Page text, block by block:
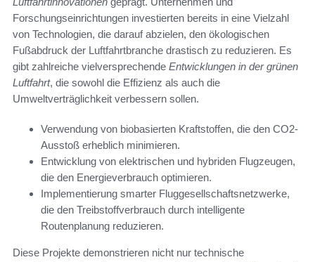
Forschungseinrichtungen investierten bereits in eine Vielzahl
von Technologien, die darauf abzielen, den ökologischen
Fußabdruck der Luftfahrtbranche drastisch zu reduzieren. Es
gibt zahlreiche vielversprechende Entwicklungen in der grünen
Luftfahrt, die sowohl die Effizienz als auch die
Umweltverträglichkeit verbessern sollen.
Verwendung von biobasierten Kraftstoffen, die den CO2-
Ausstoß erheblich minimieren.
Entwicklung von elektrischen und hybriden Flugzeugen,
die den Energieverbrauch optimieren.
Implementierung smarter Fluggesellschaftsnetzwerke,
die den Treibstoffverbrauch durch intelligente
Routenplanung reduzieren.
Diese Projekte demonstrieren nicht nur technische